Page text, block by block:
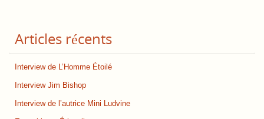
Articles récents
Interview de L’Homme Étoilé
Interview Jim Bishop
Interview de l’autrice Mini Ludvine